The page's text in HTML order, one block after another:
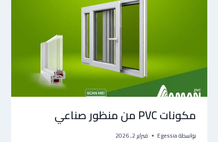
مكونات PVC من منظور صناعي
بواسطةEgessia فبراير 2, 2026